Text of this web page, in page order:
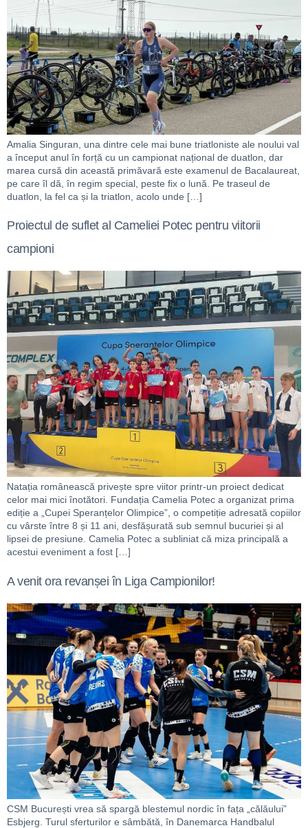
Amalia Singuran, una dintre cele mai bune triatloniste ale noului val
a început anul în forță cu un campionat național de duatlon, dar
marea cursă din această primăvară este examenul de Bacalaureat,
pe care îl dă, în regim special, peste fix o lună. Pe traseul de
duatlon, la fel ca și la triatlon, acolo unde […]
Proiectul de suflet al Cameliei Potec pentru viitorii
campioni
Natația românească privește spre viitor printr-un proiect dedicat
celor mai mici înotători. Fundația Camelia Potec a organizat prima
ediție a „Cupei Speranțelor Olimpice”, o competiție adresată copiilor
cu vârste între 8 și 11 ani, desfășurată sub semnul bucuriei și al
lipsei de presiune. Camelia Potec a subliniat că miza principală a
acestui eveniment a fost […]
A venit ora revanșei în Liga Campionilor!
CSM București vrea să spargă blestemul nordic în fața „călăului”
Esbjerg. Turul sferturilor e sâmbătă, în Danemarca Handbalul